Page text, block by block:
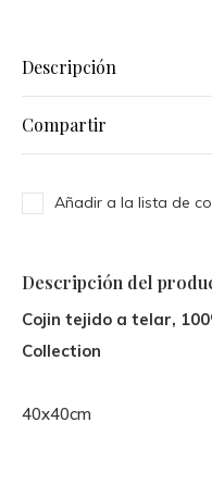
Descripción
Compartir
Añadir a la lista de
Descripción del
Cojin tejido a telar,
Collection
40x40cm